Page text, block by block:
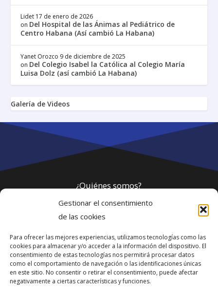
Gestionar el consentimiento
de las cookies
Para ofrecer las mejores experiencias, utilizamos tecnologías como las
cookies para almacenar y/o acceder a la información del dispositivo. El
consentimiento de estas tecnologías nos permitirá procesar datos
como el comportamiento de navegación o las identificaciones únicas
en este sitio. No consentir o retirar el consentimiento, puede afectar
negativamente a ciertas características y funciones.
Lidet 17 de enero de 2026
on Del Hospital de las Ánimas al Pediátrico de
Centro Habana (Así cambió La Habana)
Yanet Orozco 9 de diciembre de 2025
on Del Colegio Isabel la Católica al Colegio María
Luisa Dolz (así cambió La Habana)
Galería de Videos
¿Quiénes somos?
Política de privacidad
Webmaster
soporte@fotosdlahabana.com
Nuestro e-mail: